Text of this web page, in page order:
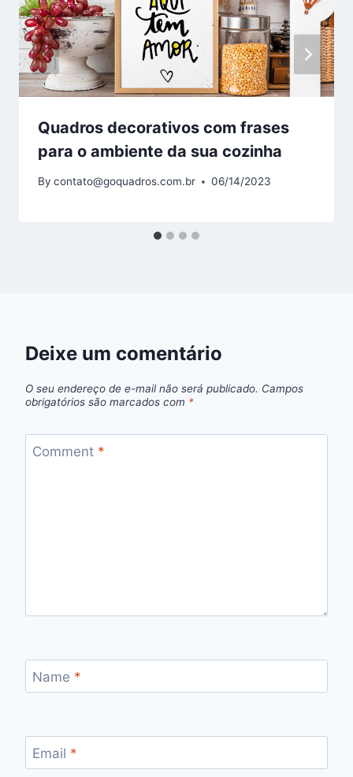
Quadros decorativos com frases
para o ambiente da sua cozinha
By contato@goquadros.com.br 06/14/2023
Deixe um comentário
O seu endereço de e-mail não será publicado. Campos
obrigatórios são marcados com *
Comment *
Name *
Email *